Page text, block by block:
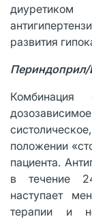
развития
Комбинация
положении
пациента.
в течение
наступает
терапии и